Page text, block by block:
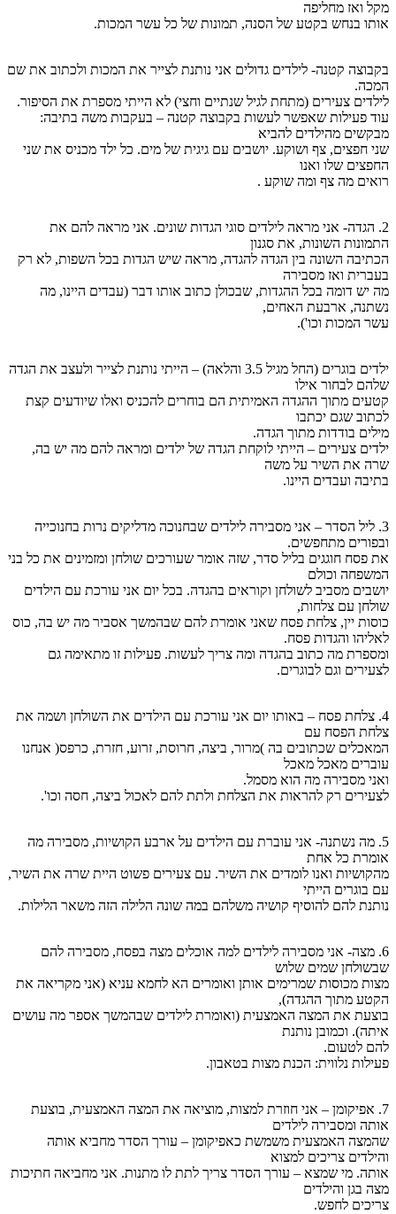
מקל ואז מחליפה
אותו בנחש בקטע של הסנה, תמונות של כל עשר המכות.
בקבוצה קטנה- לילדים גדולים אני נותנת לצייר את המכות ולכתוב את שם
המכה.
לילדים צעירים (מתחת לגיל שנתיים וחצי) לא הייתי מספרת את הסיפור.
עוד פעילות שאפשר לעשות בקבוצה קטנה – בעקבות משה בתיבה:
מבקשים מהילדים להביא
שני חפצים, צף ושוקע. יושבים עם גיגית של מים. כל ילד מכניס את שני
החפצים שלו ואנו
רואים מה צף ומה שוקע .
2. הגדה- אני מראה לילדים סוגי הגדות שונים. אני מראה להם את
התמונות השונות, את סגנון
הכתיבה השונה בין הגדה להגדה, מראה שיש הגדות בכל השפות, לא רק
בעברית ואז מסבירה
מה יש דומה בכל ההגדות, שבכולן כתוב אותו דבר (עבדים היינו, מה
נשתנה, ארבעת האחים,
עשר המכות וכו').
ילדים בוגרים (החל מגיל 3.5 והלאה) – הייתי נותנת לצייר ולעצב את הגדה
שלהם לבחור אילו
קטעים מתוך ההגדה האמיתית הם בוחרים להכניס ואלו שיודעים קצת
לכתוב שגם יכתבו
מילים בודדות מתוך הגדה.
ילדים צעירים – הייתי לוקחת הגדה של ילדים ומראה להם מה יש בה,
שרה את השיר על משה
בתיבה ועבדים היינו.
3. ליל הסדר – אני מסבירה לילדים שבחנוכה מדליקים נרות בחנוכייה
ובפורים מתחפשים.
את פסח חוגגים בליל סדר, שזה אומר שעורכים שולחן ומזמינים את כל בני
המשפחה וכולם
יושבים מסביב לשולחן וקוראים בהגדה. בכל יום אני עורכת עם הילדים
שולחן עם צלחות,
כוסות יין, צלחת פסח שאני אומרת להם שבהמשך אסביר מה יש בה, כוס
לאליהו והגדות פסח.
ומספרת מה כתוב בהגדה ומה צריך לעשות. פעילות זו מתאימה גם
לצעירים וגם לבוגרים.
4. צלחת פסח – באותו יום אני עורכת עם הילדים את השולחן ושמה את
צלחת הפסח עם
המאכלים שכתובים בה )מרור, ביצה, חרוסת, זרוע, חזרת, כרפס( אנחנו
עוברים מאכל מאכל
ואני מסבירה מה הוא מסמל.
לצעירים רק להראות את הצלחת ולתת להם לאכול ביצה, חסה וכו'.
5. מה נשתנה- אני עוברת עם הילדים על ארבע הקושיות, מסבירה מה
אומרת כל אחת
מהקושיות ואנו לומדים את השיר. עם צעירים פשוט היית שרה את השיר,
עם בוגרים הייתי
נותנת להם להוסיף קושיה משלהם במה שונה הלילה הזה משאר הלילות.
6. מצה- אני מסבירה לילדים למה אוכלים מצה בפסח, מסבירה להם
שבשולחן שמים שלוש
מצות מכוסות שמרימים אותן ואומרים הא לחמא עניא (אני מקריאה את
הקטע מתוך ההגדה),
בוצעת את המצה האמצעית (ואומרת לילדים שבהמשך אספר מה עושים
איתה). וכמובן נותנת
להם לטעום.
פעילות נלווית: הכנת מצות בטאבון.
7. אפיקומן – אני חוזרת למצות, מוציאה את המצה האמצעית, בוצעת
אותה ומסבירה לילדים
שהמצה האמצעית משמשת כאפיקומן – עורך הסדר מחביא אותה
והילדים צריכים למצוא
אותה. מי שמצא – עורך הסדר צריך לתת לו מתנות. אני מחביאה חתיכות
מצה בגן והילדים
צריכים לחפש.